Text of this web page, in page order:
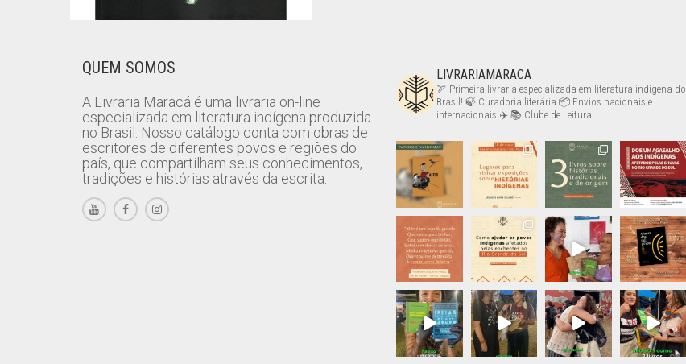
QUEM SOMOS
A Livraria Maracá é uma livraria on-line
especializada em literatura indígena produzida
no Brasil. Nosso catálogo conta com obras de
escritores de diferentes povos e regiões do
país, que compartilham seus conhecimentos,
tradições e histórias através da escrita.
LIVRARIAMARACA
🏹 Primeira livraria especializada em literatura indígena do
Brasil! 🍃 Curadoria literária 📦 Envios nacionais e
internacionais ✈️ 📚 Clube de Leitura